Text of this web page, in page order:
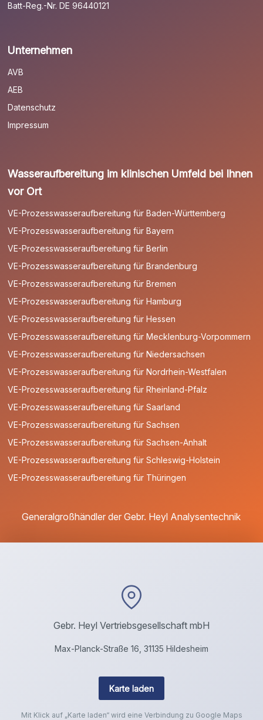
Batt-Reg.-Nr. DE 96440121
Unternehmen
AVB
AEB
Datenschutz
Impressum
Wasseraufbereitung im klinischen Umfeld bei Ihnen
vor Ort
VE-Prozesswasseraufbereitung für Baden-Württemberg
VE-Prozesswasseraufbereitung für Bayern
VE-Prozesswasseraufbereitung für Berlin
VE-Prozesswasseraufbereitung für Brandenburg
VE-Prozesswasseraufbereitung für Bremen
VE-Prozesswasseraufbereitung für Hamburg
VE-Prozesswasseraufbereitung für Hessen
VE-Prozesswasseraufbereitung für Mecklenburg-Vorpommern
VE-Prozesswasseraufbereitung für Niedersachsen
VE-Prozesswasseraufbereitung für Nordrhein-Westfalen
VE-Prozesswasseraufbereitung für Rheinland-Pfalz
VE-Prozesswasseraufbereitung für Saarland
VE-Prozesswasseraufbereitung für Sachsen
VE-Prozesswasseraufbereitung für Sachsen-Anhalt
VE-Prozesswasseraufbereitung für Schleswig-Holstein
VE-Prozesswasseraufbereitung für Thüringen
Generalgroßhändler der Gebr. Heyl Analysentechnik
Gebr. Heyl Vertriebsgesellschaft mbH
Max-Planck-Straße 16, 31135 Hildesheim
Karte laden
Mit Klick auf „Karte laden“ wird eine Verbindung zu Google Maps